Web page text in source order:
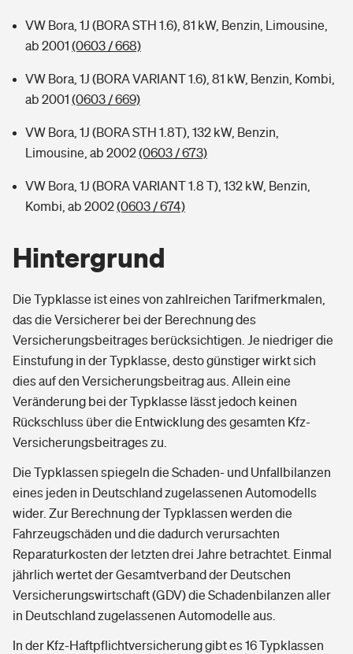
VW Bora, 1J (BORA STH 1.6), 81 kW, Benzin, Limousine,
ab 2001 (0603 / 668)
VW Bora, 1J (BORA VARIANT 1.6), 81 kW, Benzin, Kombi,
ab 2001 (0603 / 669)
VW Bora, 1J (BORA STH 1.8T), 132 kW, Benzin,
Limousine, ab 2002(0603 / 673)
VW Bora, 1J (BORA VARIANT 1.8 T), 132 kW, Benzin,
Kombi, ab 2002(0603 / 674)
Hintergrund
Die Typklasse ist eines von zahlreichen Tarifmerkmalen,
das die Versicherer bei der Berechnung des
Versicherungsbeitrages berücksichtigen. Je niedriger die
Einstufung in der Typklasse, desto günstiger wirkt sich
dies auf den Versicherungsbeitrag aus. Allein eine
Veränderung bei der Typklasse lässt jedoch keinen
Rückschluss über die Entwicklung des gesamten Kfz-
Versicherungsbeitrages zu.
Die Typklassen spiegeln die Schaden- und Unfallbilanzen
eines jeden in Deutschland zugelassenen Automodells
wider. Zur Berechnung der Typklassen werden die
Fahrzeugschäden und die dadurch verursachten
Reparaturkosten der letzten drei Jahre betrachtet. Einmal
jährlich wertet der Gesamtverband der Deutschen
Versicherungswirtschaft (GDV) die Schadenbilanzen aller
in Deutschland zugelassenen Automodelle aus.
In der Kfz-Haftpflichtversicherung gibt es 16 Typklassen